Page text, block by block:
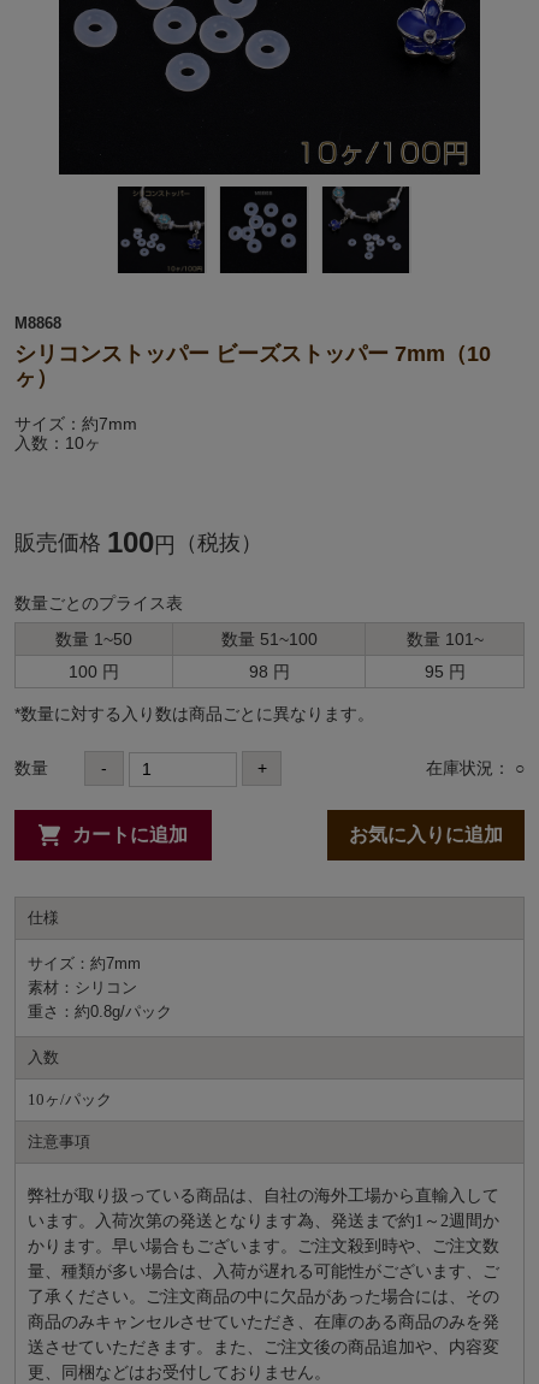
M8868
シリコンストッパー ビーズストッパー 7mm（10
ヶ）
サイズ：約7mm
入数：10ヶ
販売価格 100円 （税抜）
数量ごとのプライス表
数量 1~50
数量 51~100
数量 101~
100 円
98 円 95 円
*数量に対する⼊り数は商品ごとに異なります。
数量 - + 在庫状況： ○
カートに追加 お気に入りに追加
仕様
サイズ：約7mm
素材：シリコン
重さ：約0.8g/パック
入数
10ヶ/パック
注意事項
弊社が取り扱っている商品は、自社の海外工場から直輸入して
います。入荷次第の発送となります為、発送まで約1～2週間か
かります。早い場合もございます。ご注文殺到時や、ご注文数
量、種類が多い場合は、入荷が遅れる可能性がございます、ご
了承ください。ご注文商品の中に欠品があった場合には、その
商品のみキャンセルさせていただき、在庫のある商品のみを発
送させていただきます。また、ご注文後の商品追加や、内容変
更、同梱などはお受付しておりません。